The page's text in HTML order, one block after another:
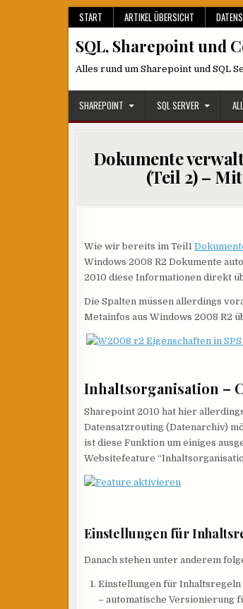
START ARTIKEL ÜBERSICHT
SQL, Sharepoint und
Alles rund um Sharepoint und SQL
SHAREPOINT SQL SERVER
Dokumente
(Teil 2) –
Wie wir bereits im Teil1
Windows 2008 R2 Dokumente
2010 diese Informationen direkt
Die Spalten müssen allerdings
Metainfos aus Windows 2008 R2
Inhaltsorganisation –
Sharepoint 2010 hat hier
Datensatzrouting (Datenarchiv)
ist diese Funktion um einiges
Websitefeature
Einstellungen für
Danach stehen unter anderem
Einstellungen für Inhaltsregeln
– automatische Versionierung